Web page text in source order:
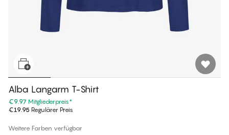
Alba Langarm T-Shirt
€9.97 Mitgliederpreis*
€19.95 Regulärer Preis
Weitere Farben verfügbar